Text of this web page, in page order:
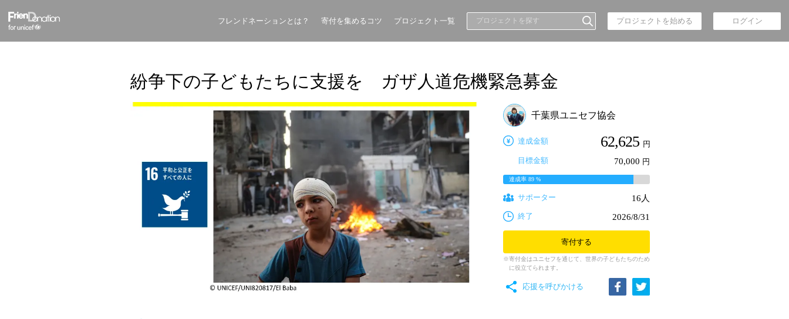
フレンドネーションとは？ 寄付を集めるコツ プロジェクト一覧 プロジェクトを始める ログイン
紛争下の子どもたちに支援を ガザ人道危機緊急募金
千葉県ユニセフ協会
達成金額 62,625 円
目標金額
70,000 円
達成率 89 %
サポーター 16人
終了 2026/8/31
寄付する
寄付金はユニセフを通じて、世界の子どもたちのため
に役立てられます。
応援を呼びかける